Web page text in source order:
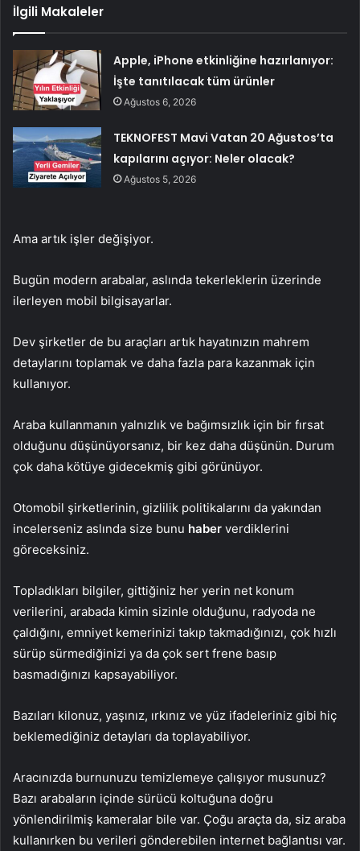
İlgili Makaleler
Apple, iPhone etkinliğine hazırlanıyor:
İşte tanıtılacak tüm ürünler
Ağustos 6, 2026
TEKNOFEST Mavi Vatan 20 Ağustos’ta
kapılarını açıyor: Neler olacak?
Ağustos 5, 2026
Ama artık işler değişiyor.
Bugün modern arabalar, aslında tekerleklerin üzerinde
ilerleyen mobil bilgisayarlar.
Dev şirketler de bu araçları artık hayatınızın mahrem
detaylarını toplamak ve daha fazla para kazanmak için
kullanıyor.
Araba kullanmanın yalnızlık ve bağımsızlık için bir fırsat
olduğunu düşünüyorsanız, bir kez daha düşünün. Durum
çok daha kötüye gidecekmiş gibi görünüyor.
Otomobil şirketlerinin, gizlilik politikalarını da yakından
incelerseniz aslında size bunu haber verdiklerini
göreceksiniz.
Topladıkları bilgiler, gittiğiniz her yerin net konum
verilerini, arabada kimin sizinle olduğunu, radyoda ne
çaldığını, emniyet kemerinizi takıp takmadığınızı, çok hızlı
sürüp sürmediğinizi ya da çok sert frene basıp
basmadığınızı kapsayabiliyor.
Bazıları kilonuz, yaşınız, ırkınız ve yüz ifadeleriniz gibi hiç
beklemediğiniz detayları da toplayabiliyor.
Aracınızda burnunuzu temizlemeye çalışıyor musunuz?
Bazı arabaların içinde sürücü koltuğuna doğru
yönlendirilmiş kameralar bile var. Çoğu araçta da, siz araba
kullanırken bu verileri gönderebilen internet bağlantısı var.